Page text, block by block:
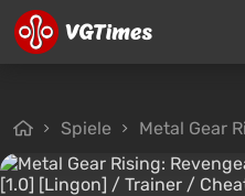
Spiele Metal Gear